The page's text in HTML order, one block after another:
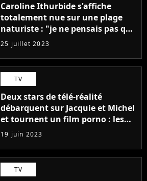
Caroline Ithurbide s'affiche
totalement nue sur une plage
naturiste : "je ne pensais pas que
j'arriverais à le faire..."
25 juillet 2023
TV
Deux stars de télé-réalité
débarquent sur Jacquie et Michel
et tournent un film porno : les
premières images du tournage
(exclu)
19 juin 2023
TV